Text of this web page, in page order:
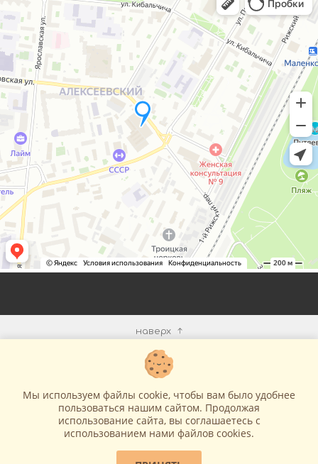
наверх
ИНФОРМАЦИЯ
МЫ В СЕТИ
Мы используем файлы cookie, чтобы вам было удобнее
пользоваться нашим сайтом. Продолжая
использование сайта, вы соглашаетесь c
использованием нами файлов cookies.